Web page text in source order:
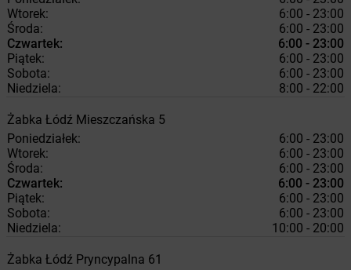
Wtorek:
6:00 - 23:00
Środa:
6:00 - 23:00
Czwartek:
6:00 - 23:00
Piątek:
6:00 - 23:00
Sobota:
6:00 - 23:00
Niedziela:
8:00 - 22:00
Żabka Łódź Mieszczańska 5
Poniedziałek:
6:00 - 23:00
Wtorek:
6:00 - 23:00
Środa:
6:00 - 23:00
Czwartek:
6:00 - 23:00
Piątek:
6:00 - 23:00
Sobota:
6:00 - 23:00
Niedziela:
10:00 - 20:00
Żabka Łódź Pryncypalna 61